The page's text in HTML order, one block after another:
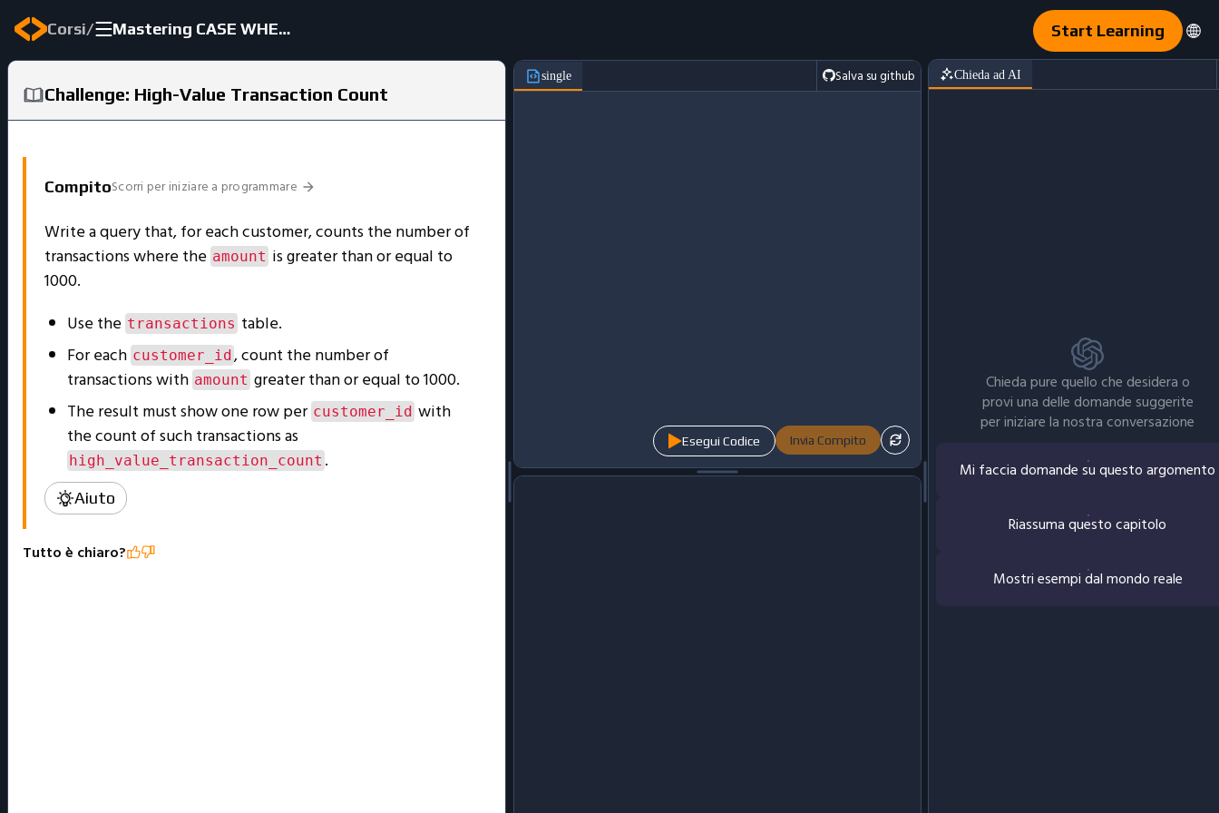
Corsi/ Mastering CASE WHEN in SQL Start Learning
Challenge: High-Value Transaction Count
CompitoScorri per iniziare a programmare
Write a query that, for each customer, counts the number of
transactions where the amount is greater than or equal to
1000.
Use the transactions table.
For each customer_id, count the number of
transactions with amount greater than or equal to 1000.
The result must show one row per customer_id with
the count of such transactions as
high_value_transaction_count .
Aiuto
Tutto è chiaro?
single Salva su github
Esegui Codice Invia Compito
Chieda ad AI
Chieda pure quello che desidera o
provi una delle domande suggerite
per iniziare la nostra conversazione
Mi faccia domande su questo argomento
Riassuma questo capitolo
Mostri esempi dal mondo reale